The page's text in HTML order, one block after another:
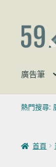
跳至導覽列
跳至主要
廣告筆
熱門搜尋:
首頁